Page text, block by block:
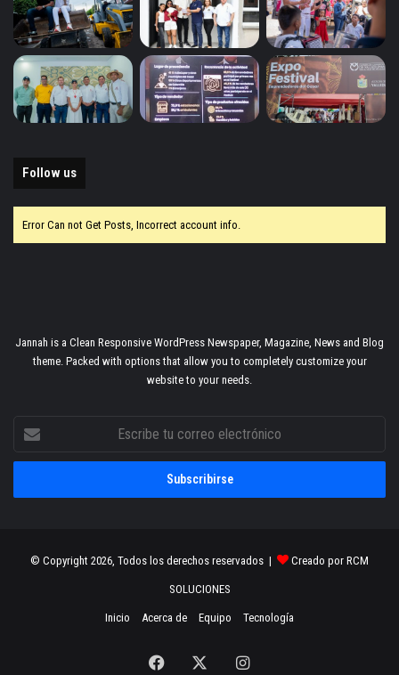
Follow us
Error Can not Get Posts, Incorrect account info.
Jannah is a Clean Responsive WordPress Newspaper, Magazine, News and Blog
theme. Packed with options that allow you to completely customize your
website to your needs.
correo
© Copyright 2026, Todos los derechos reservados | Creado por RCM
SOLUCIONES
Inicio Acerca de Equipo Tecnología
Facebook Instagram